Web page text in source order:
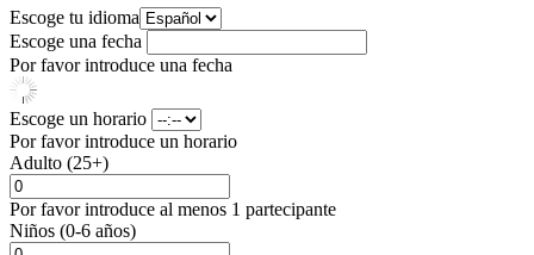
Escoge tu idioma
Escoge una fecha
Por favor introduce una fecha
Escoge un horario
Por favor introduce un horario
Adulto (25+)
Por favor introduce al menos 1 partecipante
Niños (0-6 años)